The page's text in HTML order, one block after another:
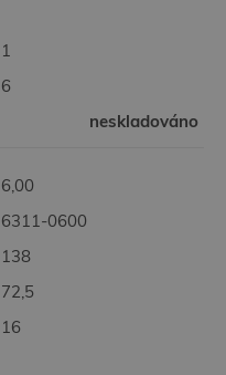
1
6
neskladováno
6,00
6311-0600
138
72,5
16